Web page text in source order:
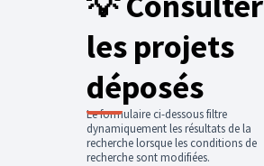
les projets
déposés
Le formulaire ci-dessous filtre
dynamiquement les résultats de la
recherche lorsque les conditions de
recherche sont modifiées.